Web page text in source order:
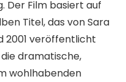
Der Film basiert auf
Titel, das von Sara
2001 veröffentlicht
dramatische,
wohlhabenden